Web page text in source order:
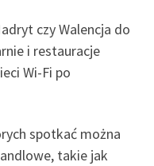
czy Walencja do
i restauracje
Wi-Fi po
spotkać można
takie jak